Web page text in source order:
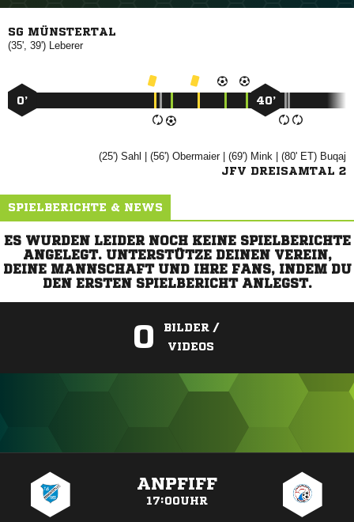
SG MÜNSTERTAL
(35', 39') 
0’ 40’
(25')  | (56') | (69')  | (80' ET) 
JFV DREISAMTAL 2
SPIELBERICHTE & NEWS
ES WURDEN LEIDER NOCH KEINE SPIELBERICHTE
ANGELEGT. UNTERSTÜTZE DEINEN VEREIN,
DEINE MANNSCHAFT UND IHRE FANS, INDEM DU
DEN ERSTEN SPIELBERICHT ANLEGST.
0
BILDER /
VIDEOS
ANPFIFF
17:00UHR